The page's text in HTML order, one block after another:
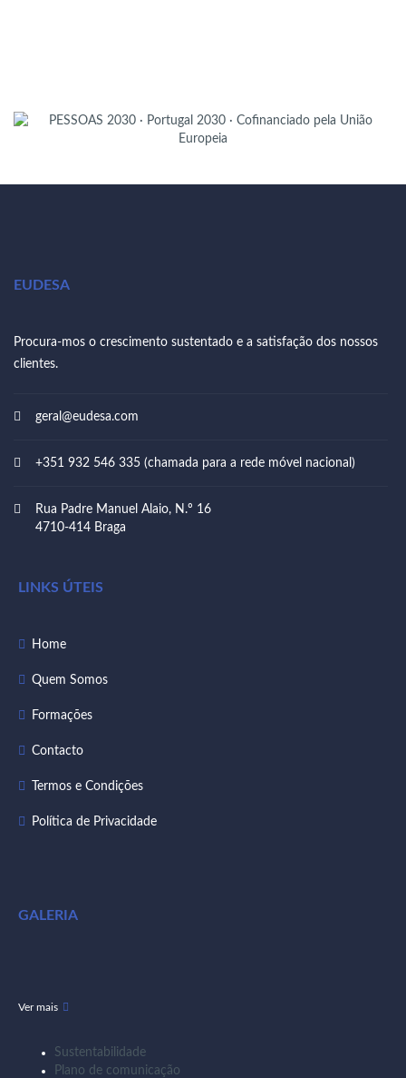
EUDESA
Procura-mos o crescimento sustentado e a satisfação dos nossos
clientes.
geral@eudesa.com
+351 932 546 335 (chamada para a rede móvel nacional)
Rua Padre Manuel Alaio, N.º 16
4710-414 Braga
LINKS ÚTEIS
Home
Quem Somos
Formações
Contacto
Termos e Condições
Política de Privacidade
GALERIA
Ver mais
Sustentabilidade
Plano de comunicação